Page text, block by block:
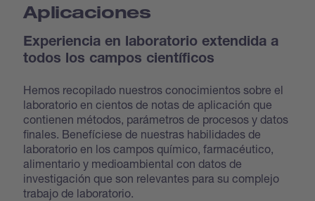
Aplicaciones
Experiencia en laboratorio extendida a
todos los campos científicos
Hemos recopilado nuestros conocimientos sobre el
laboratorio en cientos de notas de aplicación que
contienen métodos, parámetros de procesos y datos
finales. Benefíciese de nuestras habilidades de
laboratorio en los campos químico, farmacéutico,
alimentario y medioambiental con datos de
investigación que son relevantes para su complejo
trabajo de laboratorio.